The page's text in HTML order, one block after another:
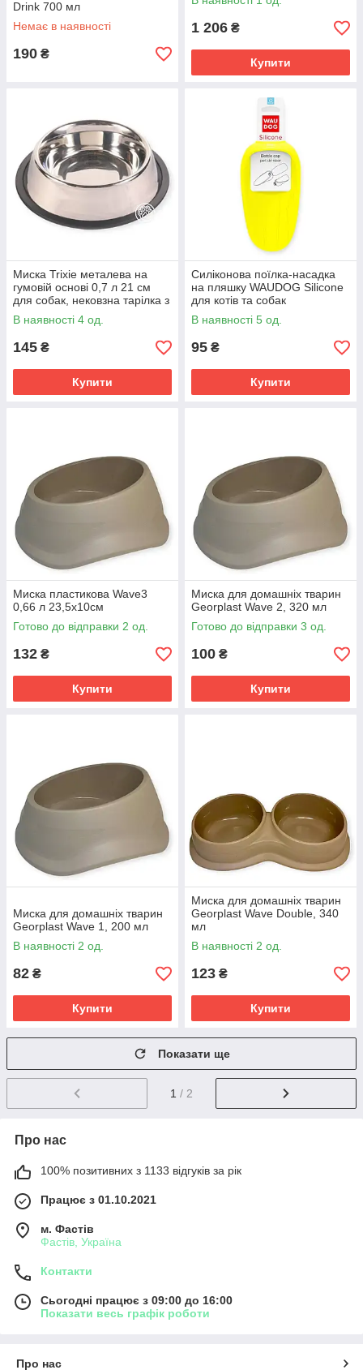
Drink 700 мл
Немає в наявності
190 ₴
для їжі та води
1 206 ₴
Купити
Миска Trixie металева на
гумовій основі 0,7 л 21 см
для собак, нековзна тарілка з
нержавіючої сталі для їжі та
води
В наявності 4 од.
145 ₴
Купити
Силіконова поїлка-насадка
на пляшку WAUDOG Silicone
для котів та собак
В наявності 5 од.
95 ₴
Купити
Миска пластикова Wave3
0,66 л 23,5х10см
Готово до відправки 2 од.
132 ₴
Купити
Миска для домашніх тварин
Georplast Wave 2, 320 мл
Готово до відправки 3 од.
100 ₴
Купити
Миска для домашніх тварин
Georplast Wave 1, 200 мл
В наявності 2 од.
82 ₴
Купити
Миска для домашніх тварин
Georplast Wave Double, 340
мл
В наявності 2 од.
123 ₴
Купити
Показати ще
1 / 2
Про нас
100% позитивних з 1133 відгуків за рік
Працює з 01.10.2021
м. Фастів
Фастів, Україна
Контакти
Сьогодні працює з 09:00 до 16:00
Показати весь графік роботи
Про нас